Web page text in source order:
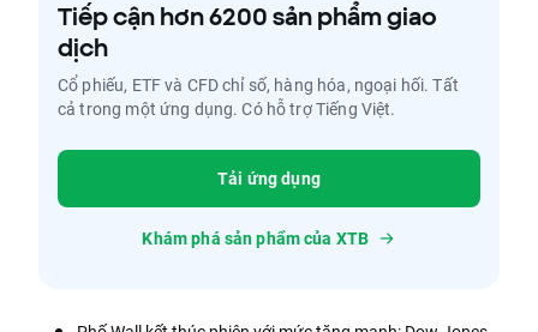
Tiếp cận hơn 6200 sản phẩm giao
dịch
Cổ phiếu, ETF và CFD chỉ số, hàng hóa, ngoại hối. Tất
cả trong một ứng dụng. Có hỗ trợ Tiếng Việt.
Tải ứng dụng
Khám phá sản phẩm của XTB